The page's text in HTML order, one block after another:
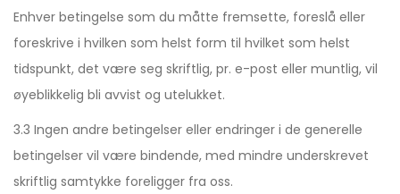
Enhver betingelse som du måtte fremsette, foreslå eller
foreskrive i hvilken som helst form til hvilket som helst
tidspunkt, det være seg skriftlig, pr. e-post eller muntlig, vil
øyeblikkelig bli avvist og utelukket.
3.3 Ingen andre betingelser eller endringer i de generelle
betingelser vil være bindende, med mindre underskrevet
skriftlig samtykke foreligger fra oss.